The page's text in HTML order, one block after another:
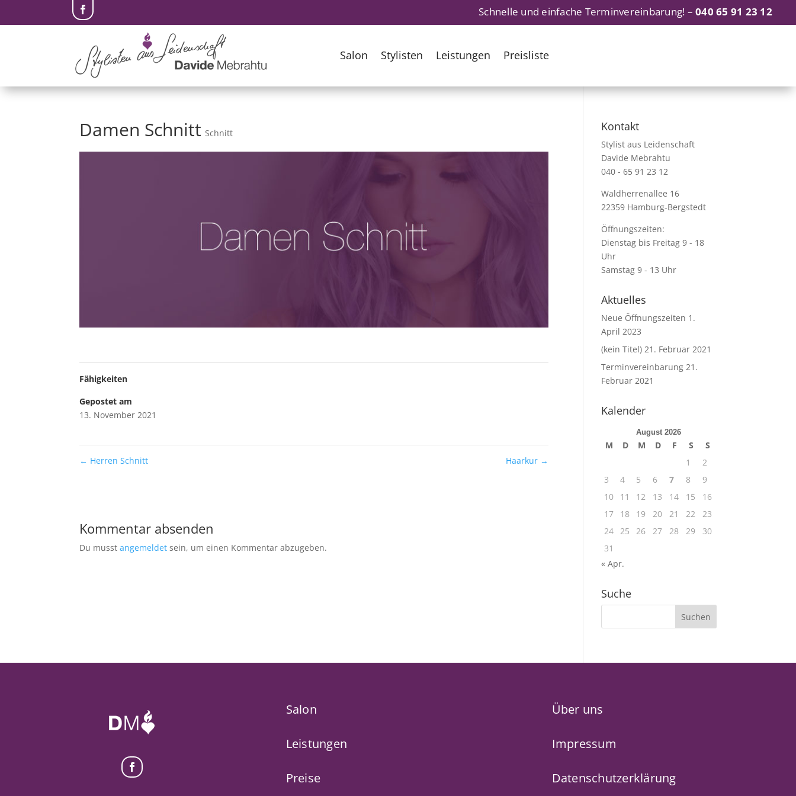
Schnelle und einfache Terminvereinbarung! –040 65 91 23 12
Salon Stylisten Leistungen Preisliste
Damen Schnitt Schnitt
Fähigkeiten
Gepostet am
13. November 2021
← Herren Schnitt Haarkur →
Kommentar absenden
Du musstangemeldet sein, um einen Kommentar abzugeben.
Kontakt
Stylist aus Leidenschaft
Davide Mebrahtu
040 - 65 91 23 12
Waldherrenallee 16
22359 Hamburg-Bergstedt
Öffnungszeiten:
Dienstag bis Freitag 9 - 18
Uhr
Samstag 9 - 13 Uhr
Aktuelles
Neue Öffnungszeiten 1.
April 2023
(kein Titel) 21. Februar 2021
Terminvereinbarung 21.
Februar 2021
Kalender
August 2026
M D M D F S
S
1
2
3
4 5 6 7 8
9
10
11 12 13 14 15
16
17
18 19 20 21 22
23
24 25 26 27 28 29
30
31
« Apr.
Suche
Salon
Leistungen
Preise
Über uns
Impressum
Datenschutzerklärung